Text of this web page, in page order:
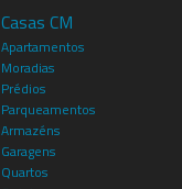
Casas CM
Apartamentos
Moradias
Prédios
Parqueamentos
Armazéns
Garagens
Quartos